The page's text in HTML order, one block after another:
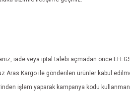
iade veya iptal talebi açmadan önce
Aras Kargo ile gönderilen ürünler kabul
işlem yaparak kampanya kodu